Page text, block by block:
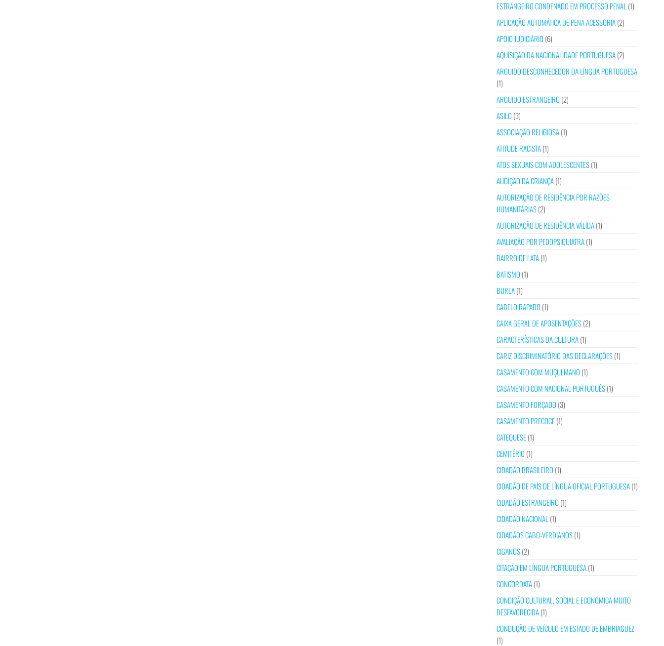
ESTRANGEIRO CONDENADO EM PROCESSO PENAL (1)
APLICAÇÃO AUTOMÁTICA DE PENA ACESSÓRIA(2)
APOIO JUDICIÁRIO (6)
AQUISIÇÃO DA NACIONALIDADE PORTUGUESA(2)
ARGUIDO DESCONHECEDOR DA LÍNGUA PORTUGUESA
(1)
ARGUIDO ESTRANGEIRO (2)
ASILO (3)
ASSOCIAÇÃO RELIGIOSA(1)
ATITUDE RACISTA(1)
ATOS SEXUAIS COM ADOLESCENTES(1)
AUDIÇÃO DA CRIANÇA(1)
AUTORIZAÇÃO DE RESIDÊNCIA POR RAZÕES
HUMANITÁRIAS(2)
AUTORIZAÇÃO DE RESIDÊNCIA VÁLIDA(1)
AVALIAÇÃO POR PEDOPSIQUIATRA(1)
BAIRRO DE LATA(1)
BATISMO (1)
BURLA(1)
CABELO RAPADO (1)
CAIXA GERAL DE APOSENTAÇÕES(2)
CARACTERÍSTICAS DA CULTURA(1)
CARIZ DISCRIMINATÓRIO DAS DECLARAÇÕES(1)
CASAMENTO COM MUÇULMANO (1)
CASAMENTO COM NACIONAL PORTUGUÊS(1)
CASAMENTO FORÇADO (3)
CASAMENTO PRECOCE(1)
CATEQUESE(1)
CEMITÉRIO (1)
CIDADÃO BRASILEIRO (1)
CIDADÃO DE PAÍS DE LÍNGUA OFICIAL PORTUGUESA(1)
CIDADÃO ESTRANGEIRO (1)
CIDADÃO NACIONAL (1)
CIDADÃOS CABO-VERDIANOS(1)
CIGANOS(2)
CITAÇÃO EM LÍNGUA PORTUGUESA(1)
CONCORDATA(1)
CONDIÇÃO CULTURAL, SOCIAL E ECONÓMICA MUITO
DESFAVORECIDA(1)
CONDUÇÃO DE VEÍCULO EM ESTADO DE EMBRIAGUEZ
(1)